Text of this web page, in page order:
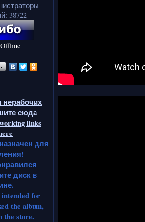
38722
Offline
сюда
links
для
диск в
for
the album,
the store.